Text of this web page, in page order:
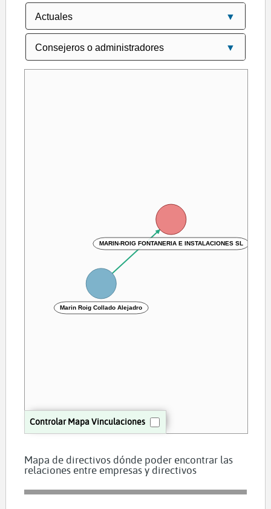
Controlar Mapa Vinculaciones
MARIN-ROIG FONTANERIA E INSTALACIONES SL
Marin Roig Collado Alejadro
Mapa de directivos dónde poder encontrar las
relaciones entre empresas y directivos